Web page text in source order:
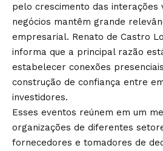
pelo crescimento das interações
negócios mantêm grande
empresarial. Renato de Castro
informa que a principal razão
estabelecer conexões
construção de confiança entre
investidores.
Esses eventos reúnem em um
organizações de diferentes
fornecedores e tomadores de